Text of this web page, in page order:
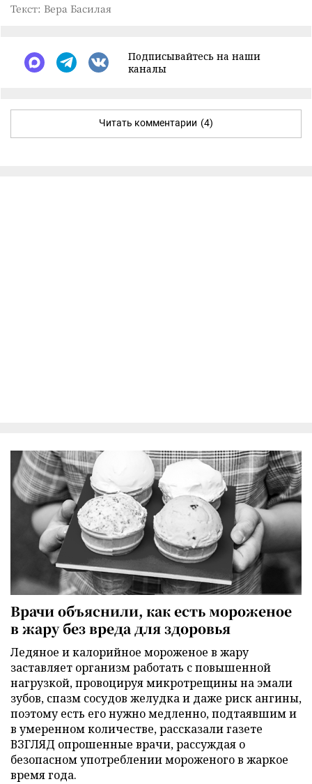
Текст: Вера Басилая
Подписывайтесь на наши
каналы
Читать комментарии (4)
Врачи объяснили, как есть мороженое
в жару без вреда для здоровья
Ледяное и калорийное мороженое в жару
заставляет организм работать с повышенной
нагрузкой, провоцируя микротрещины на эмали
зубов, спазм сосудов желудка и даже риск ангины,
поэтому есть его нужно медленно, подтаявшим и
в умеренном количестве, рассказали газете
ВЗГЛЯД опрошенные врачи, рассуждая о
безопасном употреблении мороженого в жаркое
время года.